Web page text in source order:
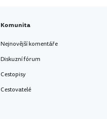
Komunita
Nejnovější komentáře
Diskuzní fórum
Cestopisy
Cestovatelé